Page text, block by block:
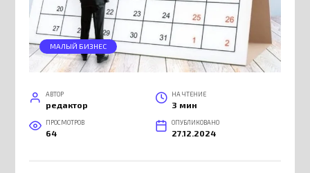
МАЛЫЙ БИЗНЕС
АВТОР
редактор
НА ЧТЕНИЕ
3 мин
ПРОСМОТРОВ
64
ОПУБЛИКОВАНО
27.12.2024